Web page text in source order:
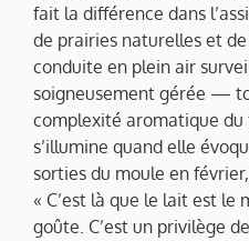
fait la différence dans
de prairies naturelles et
conduite en plein air
soigneusement gérée —
complexité aromatique du
s’illumine quand elle
sorties du moule en
« C’est là que le lait est le
goûte. C’est un privilège